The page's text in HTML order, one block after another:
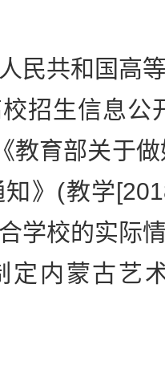
共和国高等
招生信息公
教育部关于
》(教学
学校的实际
定内蒙古艺